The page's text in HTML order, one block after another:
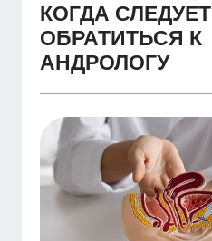
КОГДА СЛЕДУЕТ
ОБРАТИТЬСЯ К
АНДРОЛОГУ